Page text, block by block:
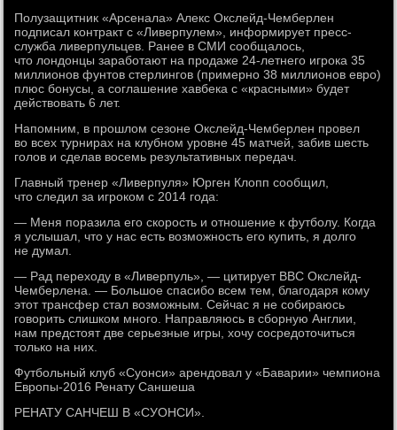
Полузащитник «Арсенала» Алекс Окслейд-Чемберлен
подписал контракт с «Ливерпулем», информирует пресс-
служба ливерпульцев. Ранее в СМИ сообщалось,
что лондонцы заработают на продаже 24-летнего игрока 35
миллионов фунтов стерлингов (примерно 38 миллионов евро)
плюс бонусы, а соглашение хавбека с «красными» будет
действовать 6 лет.
Напомним, в прошлом сезоне Окслейд-Чемберлен провел
во всех турнирах на клубном уровне 45 матчей, забив шесть
голов и сделав восемь результативных передач.
Главный тренер «Ливерпуля» Юрген Клопп сообщил,
что следил за игроком с 2014 года:
— Меня поразила его скорость и отношение к футболу. Когда
я услышал, что у нас есть возможность его купить, я долго
не думал.
— Рад переходу в «Ливерпуль», — цитирует BBC Окслейд-
Чемберлена. — Большое спасибо всем тем, благодаря кому
этот трансфер стал возможным. Сейчас я не собираюсь
говорить слишком много. Направляюсь в сборную Англии,
нам предстоят две серьезные игры, хочу сосредоточиться
только на них.
Футбольный клуб «Суонси» арендовал у «Баварии» чемпиона
Европы-2016 Ренату Саншеша
РЕНАТУ САНЧЕШ В «СУОНСИ».